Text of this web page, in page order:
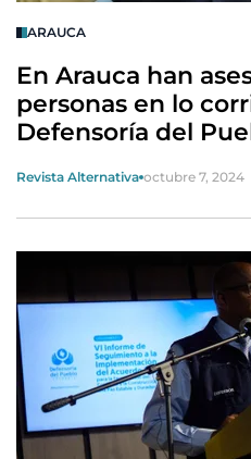
ARAUCA
En Arauca han
personas en lo
Defensoría del
Revista Alternativa octubre 7, 2024